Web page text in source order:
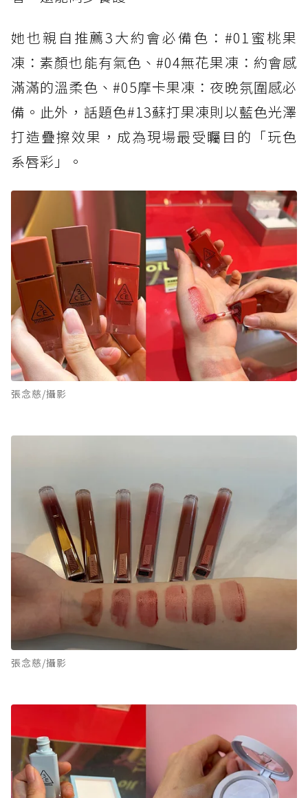
她也親自推薦3大約會必備色：#01蜜桃果
凍：素顏也能有氣色、#04無花果凍：約會感
滿滿的溫柔色、#05摩卡果凍：夜晚氛圍感必
備。此外，話題色#13蘇打果凍則以藍色光澤
打造疊擦效果，成為現場最受矚目的「玩色
系唇彩」。
張念慈/攝影
張念慈/攝影